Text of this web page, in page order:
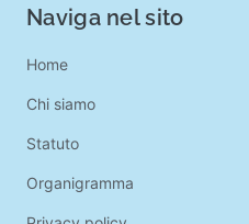
Naviga nel sito
Home
Chi siamo
Statuto
Organigramma